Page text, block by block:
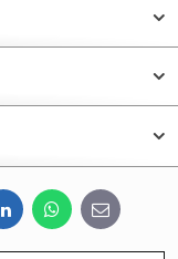
LinkedInWhatsApp
E-
mail